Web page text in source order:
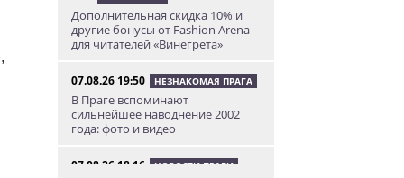
Дополнительная скидка 10% и
другие бонусы от Fashion Arena
для читателей «Винегрета»
07.08.26 19:50 НЕЗНАКОМАЯ ПРАГА
В Праге вспоминают
сильнейшее наводнение 2002
года: фото и видео
07.08.26 18:16 НОВОСТИ ПРАГИ